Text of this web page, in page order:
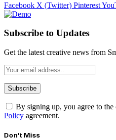
Facebook X (Twitter) Pinterest
Subscribe to Updates
Get the latest creative news from
By signing up, you agree to the
Policy agreement.
Don't Miss